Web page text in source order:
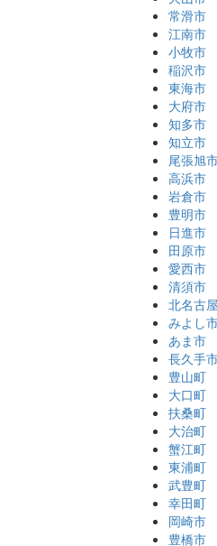
常滑市
江南市
小牧市
稲沢市
東海市
大府市
知多市
知立市
尾張旭
高浜市
岩倉市
豊明市
日進市
田原市
愛西市
清須市
北名古
みよし
あま市
長久手
豊山町
大口町
扶桑町
大治町
蟹江町
東浦町
武豊町
幸田町
岡崎市
豊橋市